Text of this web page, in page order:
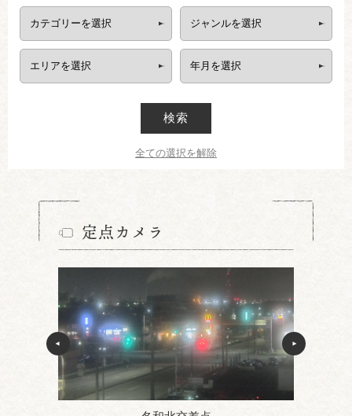
検索
全ての選択を解除
定点カメラ